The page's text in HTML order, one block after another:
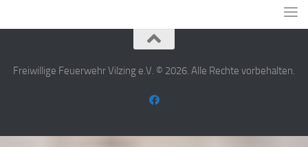
Freiwillige Feuerwehr Vilzing e.V. © 2026. Alle Rechte vorbehalten.